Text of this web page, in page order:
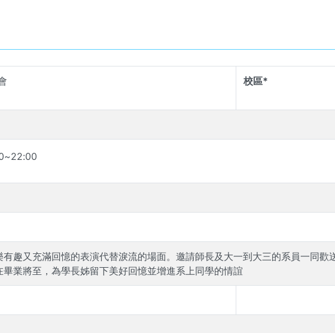
校區*
~22:00
趣又充滿回憶的表演代替淚流的場面。邀請師長及大一到大三的系員一同
業將至，為學長姊留下美好回憶並增進系上同學的情誼